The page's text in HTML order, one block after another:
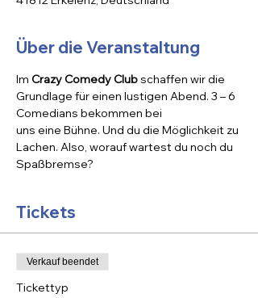
Über die Veranstaltung
Im Crazy Comedy Club schaffen wir die
Grundlage für einen lustigen Abend. 3 – 6
Comedians bekommen bei
uns eine Bühne. Und du die Möglichkeit zu
Lachen. Also, worauf wartest du noch du
Spaßbremse?
Tickets
Verkauf beendet
Tickettyp